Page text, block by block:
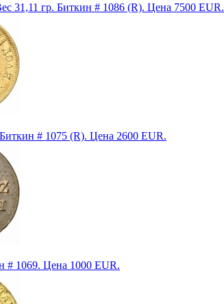
31,11 гр. Биткин # 1086 (R). Цена 7500 EUR.
# 1075 (R). Цена 2600 EUR.
# 1069. Цена 1000 EUR.